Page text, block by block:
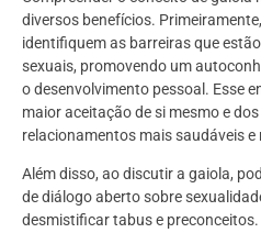
diversos benefícios.
identifiquem as barreiras que
sexuais, promovendo um
o desenvolvimento pessoal. Esse
maior aceitação de si mesmo e
relacionamentos mais saudáveis e
Além disso, ao discutir a gaiola,
de diálogo aberto sobre
desmistificar tabus e